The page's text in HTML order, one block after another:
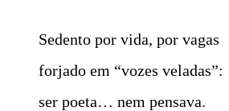
Sedento por vida, por vagas
forjado em “vozes veladas”:
ser poeta… nem pensava.